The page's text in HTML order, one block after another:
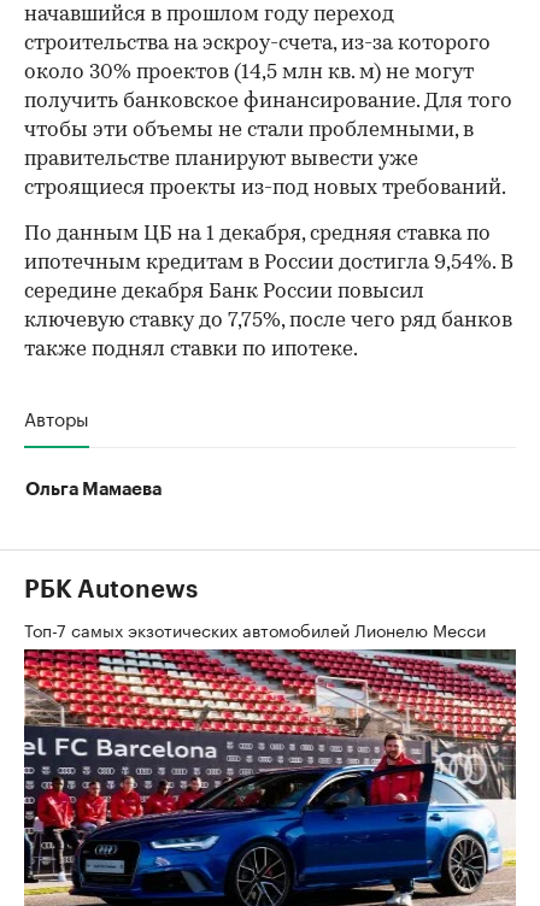
начавшийся в прошлом году переход
строительства на эскроу-счета, из-за которого
около 30% проектов (14,5 млн кв. м) не могут
получить банковское финансирование. Для того
чтобы эти объемы не стали проблемными, в
правительстве планируют вывести уже
строящиеся проекты из-под новых требований.
По данным ЦБ на 1 декабря, средняя ставка по
ипотечным кредитам в России достигла 9,54%. В
середине декабря Банк России повысил
ключевую ставку до 7,75%, после чего ряд банков
также поднял ставки по ипотеке.
Авторы
Ольга Мамаева
РБК Autonews
Топ-7 самых экзотических автомобилей Лионелю Месси